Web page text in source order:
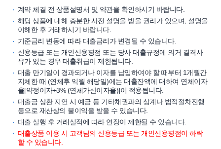
계약 체결 전 상품설명서 및 약관을 확인하시기 바랍니다.
해당 상품에 대해 충분한 사전 설명을 받을 권리가 있으며, 설명을
이해한 후 거래하시기 바랍니다.
기준금리 변동에 따라 대출금리가 변경될 수 있습니다.
신용등급 또는 개인신용평점 또는 당사 대출규정에 의거 결격사
유가 있는 경우 대출취급이 제한됩니다.
대출 만기일이 경과되거나 이자를 납입하여야 할 때부터 1개월간
지체한 때 (연체후 익월 해당일)에는 대출잔액에 대하여 연체이자
율[약정이자+3% (연체가산이자율)]이 적용됩니다.
대출금 상환 지연 시 예금 등 기타채권과의 상계나 법적절차진행
등으로 재산상의 불이익을 받을 수 있습니다.
대출 실행 후 거래실적에 따라 연장이 제한될 수 있습니다.
대출상품 이용 시 고객님의 신용등급 또는 개인신용평점이 하락
할 수 있습니다.